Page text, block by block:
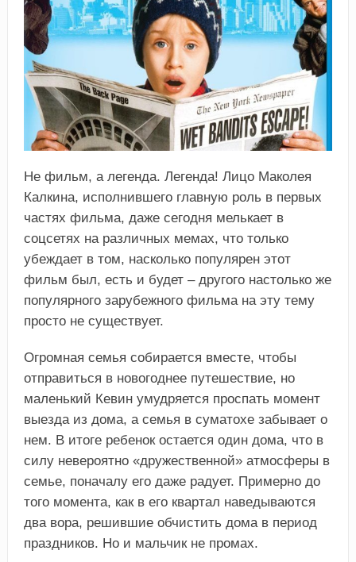
Не фильм, а легенда. Легенда! Лицо Маколея
Калкина, исполнившего главную роль в первых
частях фильма, даже сегодня мелькает в
соцсетях на различных мемах, что только
убеждает в том, насколько популярен этот
фильм был, есть и будет – другого настолько же
популярного зарубежного фильма на эту тему
просто не существует.
Огромная семья собирается вместе, чтобы
отправиться в новогоднее путешествие, но
маленький Кевин умудряется проспать момент
выезда из дома, а семья в суматохе забывает о
нем. В итоге ребенок остается один дома, что в
силу невероятно «дружественной» атмосферы в
семье, поначалу его даже радует. Примерно до
того момента, как в его квартал наведываются
два вора, решившие обчистить дома в период
праздников. Но и мальчик не промах.